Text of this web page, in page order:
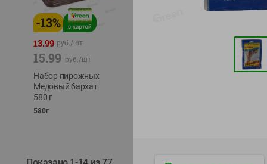
-13%
13.99 руб./шт
15.99 руб./шт
Набор пирожных
Медовый бархат
580 г
580г
4.99
ТОФУ